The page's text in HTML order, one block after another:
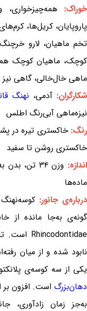
خوراک:
پاروپایان، کریل‌ها،
تخم ماهیان، لارو
کوچک، ماهیان کوچک
ماهی خال‌خالی، گاهی
شکارگران: آدمی، نهنگ
نیزه‌ماهی آبی‌رنگ اطلس
رنگ:خاکستری تیره در
خاکستری روشن تا سفید
اندازه:
ماده‌ها
درباره‌ی جانور: کوسه‌نهنگ
گونه‌ی به‌جا مانده از
نابود شده و از میان
یکی از سه کوسه‌ی
دهان‌بزرگ است. افزون بر
به‌جز زمان زادآوری،